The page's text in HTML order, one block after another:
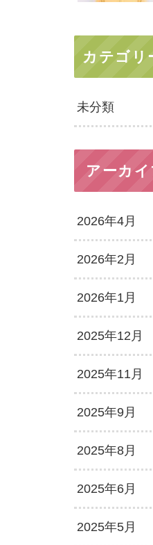
カテゴリ
未分類
アーカ
2026年4月
2026年2月
2026年1月
2025年12月
2025年11月
2025年9月
2025年8月
2025年6月
2025年5月